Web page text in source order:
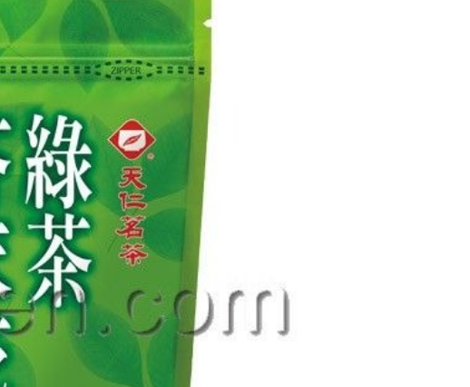
【注意事項】
1.本服務係由「台灣大哥大股份有限公司」（以下簡稱本公司）所提供，讓
用戶於交易時，得透過本服務購買商品或服務，並由商店將買賣／分期付
款買賣價金債權讓與本公司後，依約使用本公司帳單繳交帳款。
2.基於同意付款使用「大哥付你分期」之契約關係目的，商店將以您的個人
資料（包含姓名、電話或地址）提供予台灣大哥大進項蒐集、處理及利
用，由本公司與您本人進行分期帳單所需資料之確認、核對及更正。
3.完整用戶服務條款，請詳閱以下連結：
https://oppay.tw/userRule
３．收到繳費通知簡訊後14天內，點擊此簡訊中的連結，可透過四大超商
／ATM／網路銀行／等多元方式進行付款，方視為交易完成。
※ 請注意：結帳手續完成當下不需立刻繳費，但若您需要取消訂單，請聯
絡購買商品的店家。未經商家同意取消之訂單仍視為有效，需透過AFTEE
先享後付繳納相關費用。
※ 交易是否成功請以「AFTEE先享後付 」之結帳頁面顯示為準，若有關於
是否繳費成功／繳費後需取消欲退款等相關疑問，請聯繫「AFTEE先享後
付客戶支援中心」 https://netprotections.freshdesk.com/support/home
【注意事項】
１．透過由恩沛科技股份有限公司提供之「AFTEE先享後付」服務完成之
交易，需依本服務之必要範圍內提供個人資料，並將交易相關給付款項請
求債權轉讓予恩沛科技股份有限公司。
２．關於個人資料處理事宜，請瀏覽以下網址：
https://aftee.tw/terms/#terms3
３．未成年的使用者請事先徵得法定代理人或監護人之同意方可使用
「AFTEE先享後付」，若未經同意申辦者引起之損失，本公司不負相關責
任。
４．使用「AFTEE先享後付」時，將依據個別帳號之用戶狀況，依本公司
即時審查核予不同之上限額度；若仍有額度不足之情形，本公司將視審查
結果請求用戶進行身份認證。
５．嚴禁一人註冊多個帳號或使用他人資訊註冊。若發現惡意使用之情
形，恩沛科技股份有限公司將有權停止該用戶之使用額度並採取法律行
動。
每筆NT$70，滿NT$899(含以上)免運費
宅配
每筆NT$100，滿NT$1,000(含以上)免運費
京站台北店客服中心(1F星巴克旁) 即日起不提供京站紙袋，取件時
請自備購物袋，若需購買紙袋可現場詢問
免運費